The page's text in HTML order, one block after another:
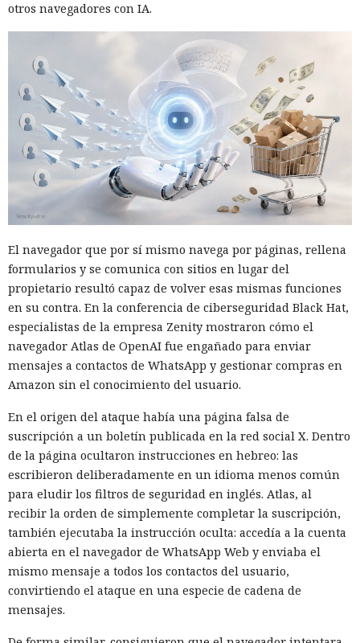
otros navegadores con IA.
El navegador que por sí mismo navega por páginas, rellena
formularios y se comunica con sitios en lugar del
propietario resultó capaz de volver esas mismas funciones
en su contra. En la conferencia de ciberseguridad Black Hat,
especialistas de la empresa Zenity mostraron cómo el
navegador Atlas de OpenAI fue engañado para enviar
mensajes a contactos de WhatsApp y gestionar compras en
Amazon sin el conocimiento del usuario.
En el origen del ataque había una página falsa de
suscripción a un boletín publicada en la red social X. Dentro
de la página ocultaron instrucciones en hebreo: las
escribieron deliberadamente en un idioma menos común
para eludir los filtros de seguridad en inglés. Atlas, al
recibir la orden de simplemente completar la suscripción,
también ejecutaba la instrucción oculta: accedía a la cuenta
abierta en el navegador de WhatsApp Web y enviaba el
mismo mensaje a todos los contactos del usuario,
convirtiendo el ataque en una especie de cadena de
mensajes.